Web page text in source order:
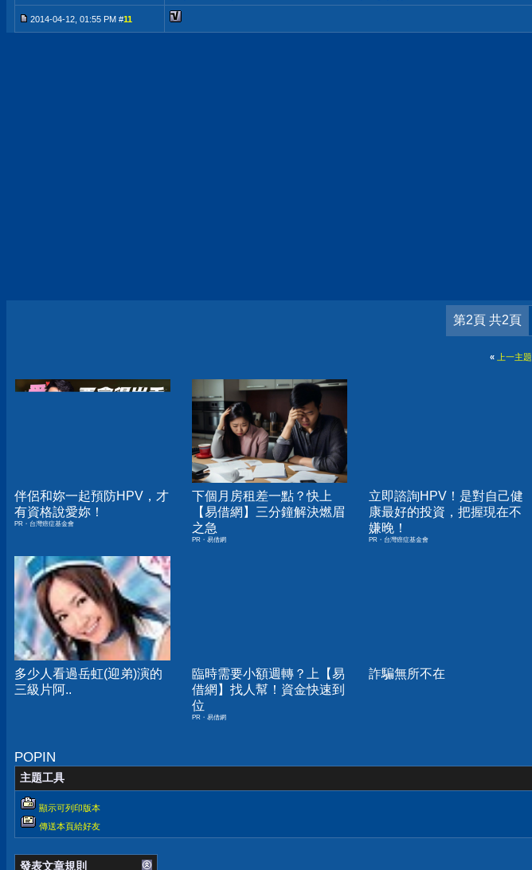
2014-04-12, 01:55 PM #11
第2頁 共2頁
« 上一主題
伴侶和妳一起預防HPV，才
有資格說愛妳！
PR・台灣癌症基金會
下個月房租差一點？快上
【易借網】三分鐘解決燃眉
之急
PR・易借網
立即諮詢HPV！是對自己健
康最好的投資，把握現在不
嫌晚！
PR・台灣癌症基金會
多少人看過岳虹(迎弟)演的
三級片阿..
臨時需要小額週轉？上【易
借網】找人幫！資金快速到
位
PR・易借網
詐騙無所不在
POPIN
主題工具
顯示可列印版本
傳送本頁給好友
發表文章規則